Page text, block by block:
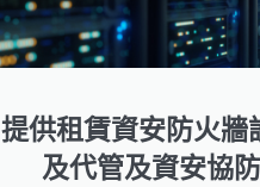
提供租賃資安防火牆
及代管及資安協防